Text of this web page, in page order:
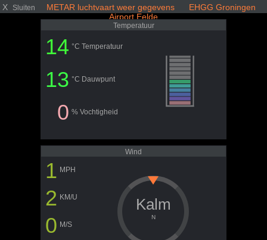
X Sluiten
METAR luchtvaart weer gegevens EHGG Groningen
Airport Eelde
Temperatuur
14 °C Temperatuur
13 °C Dauwpunt
0 % Vochtigheid
Wind
1 MPH
2 KM/U
0 M/S
Kalm
N